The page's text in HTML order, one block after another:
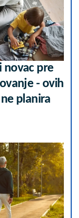
novac pre
- ovih
planira